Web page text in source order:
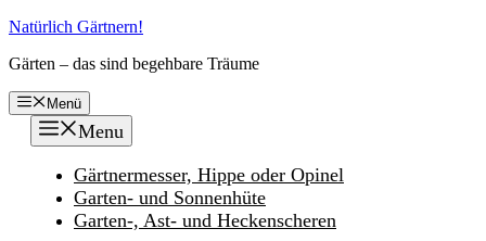
Zum
springen
Natürlich Gärtnern!
Gärten – das sind begehbare Träume
Menü
Menu
Gärtnermesser, Hippe oder Opinel
Garten- und Sonnenhüte
Garten-, Ast- und Heckenscheren